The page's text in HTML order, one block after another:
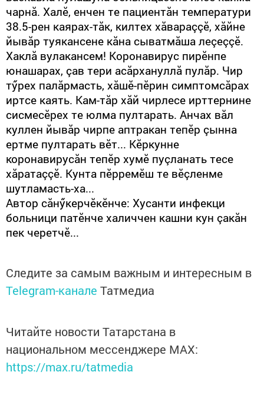
чарнă. Халӗ, енчен те пациентăн температури
38.5-рен каярах-тăк, килтех хăвараççӗ, хăйне
йывăр туякансене кăна сыватмăша леçеççӗ.
Хаклă вулакансем! Коронавирус пирӗнпе
юнашарах, çав тери асăрхануллă пулăр. Чир
тӳрех палăрмасть, хăшӗ-пӗрин симптомсăрах
иртсе каять. Кам-тăр хăй чирлесе ирттернине
сисмесӗрех те юлма пултарать. Анчах вăл
куллен йывăр чирпе аптракан тепӗр çынна
ертме пултарать вӗт... Кӗркунне
коронавирусăн тепӗр хумӗ пуçланать тесе
хăратаççӗ. Кунта пӗрремӗш те вӗçленме
шутламасть-ха...
Автор сăнӳкерчӗкӗнче: Хусанти инфекци
больници патӗнче халиччен кашни кун çакăн
пек черетчӗ...
Следите за самым важным и интересным в
Telegram-канале Татмедиа
Читайте новости Татарстана в
национальном мессенджере MАХ:
https://max.ru/tatmedia